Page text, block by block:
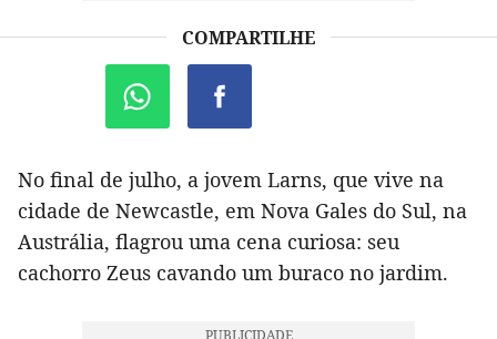
COMPARTILHE
No final de julho, a jovem Larns, que vive na
cidade de Newcastle, em Nova Gales do Sul, na
Austrália, flagrou uma cena curiosa: seu
cachorro Zeus cavando um buraco no jardim.